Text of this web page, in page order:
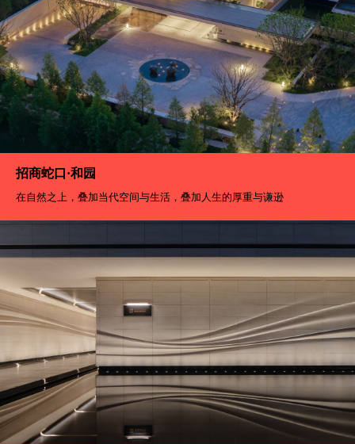
招商蛇口·和园
在自然之上，叠加当代空间与生活，叠加人生的厚重与谦逊